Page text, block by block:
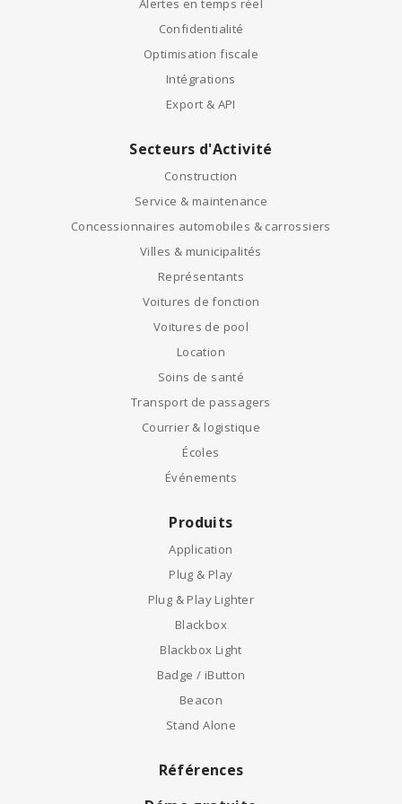
Alertes en temps réel
Confidentialité
Optimisation fiscale
Intégrations
Export & API
Secteurs d'Activité
Construction
Service & maintenance
Concessionnaires automobiles & carrossiers
Villes & municipalités
Représentants
Voitures de fonction
Voitures de pool
Location
Soins de santé
Transport de passagers
Courrier & logistique
Écoles
Événements
Produits
Application
Plug & Play
Plug & Play Lighter
Blackbox
Blackbox Light
Badge / iButton
Beacon
Stand Alone
Références